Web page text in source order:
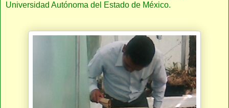
Universidad Autónoma del Estado de México.